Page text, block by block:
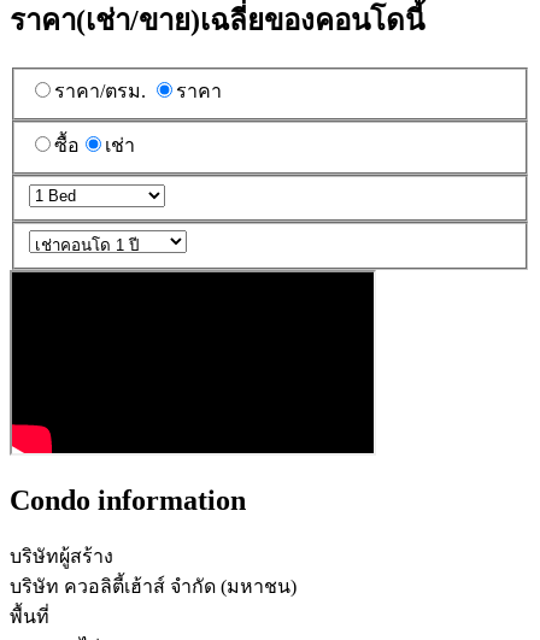
ราคา(เช่า/ขาย)เฉลี่ยของคอนโดนี้
ราคา/ตรม. ราคา
ซื้อ เช่า
Condo information
บริษัทผู้สร้าง
บริษัท ควอลิตี้เฮ้าส์ จำกัด (มหาชน)
พื้นที่